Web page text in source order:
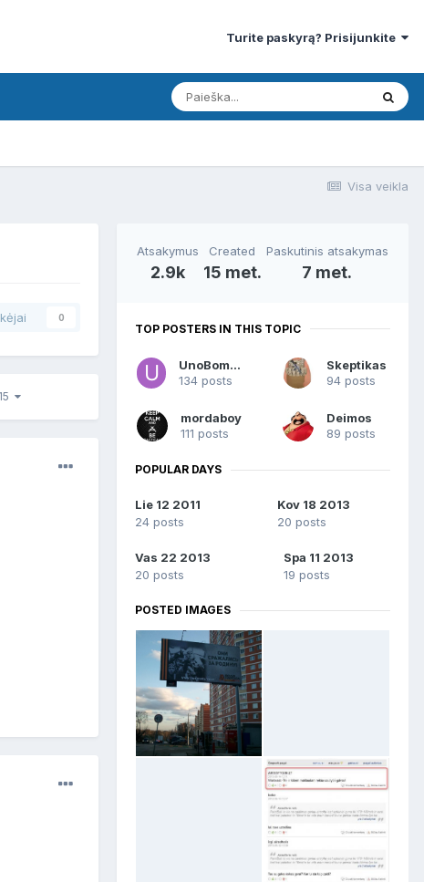
Turite paskyrą? Prisijunkite
Visa veikla
0
Atsakymus
2.9k
Created
15 met.
Paskutinis atsakymas
7 met.
TOP POSTERS IN THIS TOPIC
UnoBomber
134 posts
Skeptikas
94 posts
mordaboy
111 posts
Deimos
89 posts
POPULAR DAYS
Lie 12 2011
24 posts
Kov 18 2013
20 posts
Vas 22 2013
20 posts
Spa 11 2013
19 posts
POSTED IMAGES